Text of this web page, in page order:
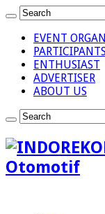
EVENT
ENTHUSIAST
ADVERTISER
ABOUT US
Otomotif